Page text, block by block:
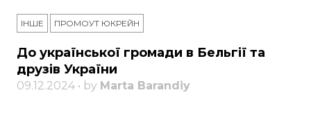
ІНШЕ ПРОМОУТ ЮКРЕЙН
До української громади в Бельгії та
друзів України
09.12.2024 • by Marta Barandiy